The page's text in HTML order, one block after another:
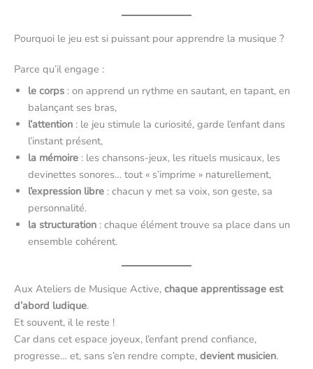
Pourquoi le jeu est si puissant pour apprendre la musique ?
Parce qu’il engage :
le corps : on apprend un rythme en sautant, en tapant, en
balançant ses bras,
l’attention : le jeu stimule la curiosité, garde l’enfant dans
l’instant présent,
la mémoire : les chansons-jeux, les rituels musicaux, les
devinettes sonores… tout « s’imprime » naturellement,
l’expression libre : chacun y met sa voix, son geste, sa
personnalité.
la structuration : chaque élément trouve sa place dans un
ensemble cohérent.
Aux Ateliers de Musique Active, chaque apprentissage est
d’abord ludique.
Et souvent, il le reste !
Car dans cet espace joyeux, l’enfant prend confiance,
progresse… et, sans s’en rendre compte, devient musicien.